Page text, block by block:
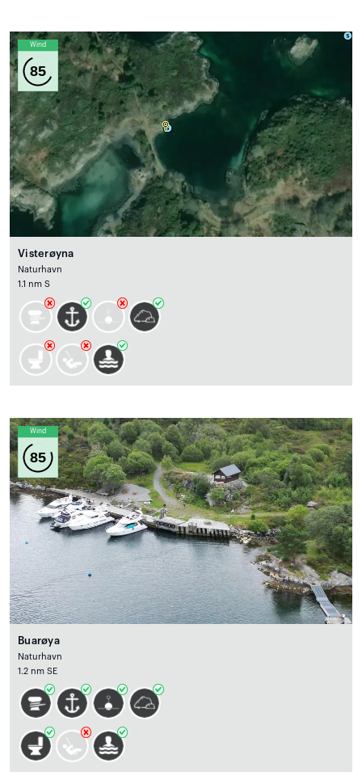
Wind
85
Visterøyna
Naturhavn
1.1 nm S
Wind
85
Buarøya
Naturhavn
1.2 nm SE